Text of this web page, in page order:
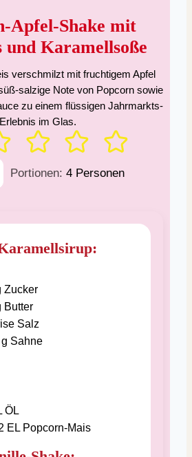
Apfel-Shake mit
und Karamellsoße
verschmilzt mit fruchtigem Apfel
salzige Note von Popcorn sowie
zu einem flüssigen Jahrmarkts-
Erlebnis im Glas.
Portionen:4 Personen
Zucker
Butter
Salz
g Sahne
ÖL
EL Popcorn-Mais